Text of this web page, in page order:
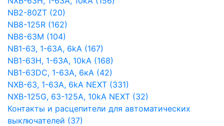
NB2-80ZT (20)
NB8-125R (162)
NB8-63М (104)
NB1-63, 1-63А, 6kA (167)
NB1-63H, 1-63А, 10kA (168)
NB1-63DC, 1-63А, 6кА (42)
NXB-63, 1-63А, 6kA NEXT (331)
NXB-125G, 63-125А, 10kA NEXT (32)
Контакты и расцепители для автоматических
выключателей (37)